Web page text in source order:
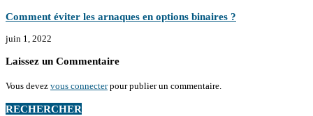
Comment éviter les arnaques en options binaires ?
juin 1, 2022
Laissez un Commentaire
Vous devez vous connecterpour publier un commentaire.
RECHERCHER